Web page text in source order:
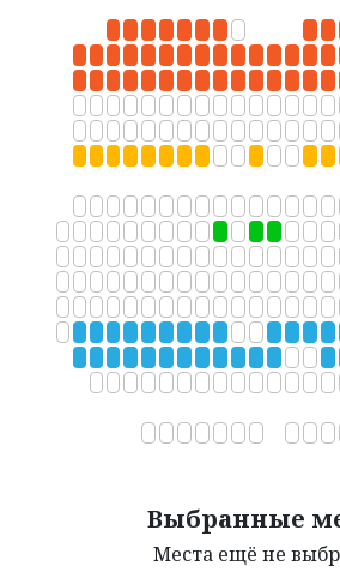
ОРГАНИЗАЦИЯ МЕРОПРИЯТИЙ
ОРГАНИЗАЦИЯ ПИТАНИЯ
АФИША
ВИДЕО
ДОКУМЕНТЫ
КОНТАКТЫ
Выбранные
Места ещё не